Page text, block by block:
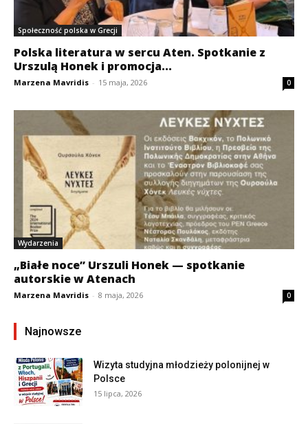
Społeczność polska w Grecji
Polska literatura w sercu Aten. Spotkanie z
Urszulą Honek i promocja...
Marzena Mavridis - 15 maja, 2026 0
Wydarzenia
„Białe noce” Urszuli Honek — spotkanie
autorskie w Atenach
Marzena Mavridis - 8 maja, 2026 0
Najnowsze
Wizyta studyjna młodzieży polonijnej w
Polsce
15 lipca, 2026